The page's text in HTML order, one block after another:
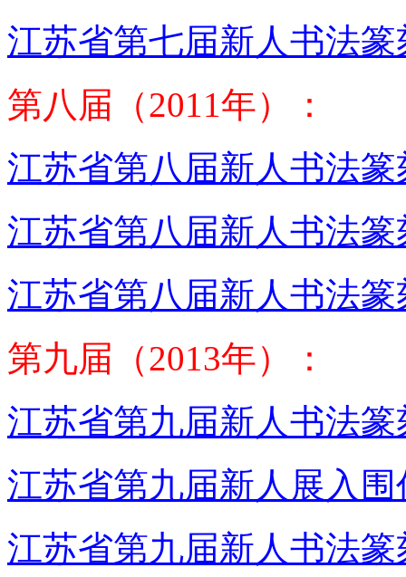
江苏省第七届新人书法
第八届（2011年）：
江苏省第八届新人书法
江苏省第八届新人书法
江苏省第八届新人书法
第九届（2013年）：
江苏省第九届新人书法
江苏省第九届新人展入
江苏省第九届新人书法